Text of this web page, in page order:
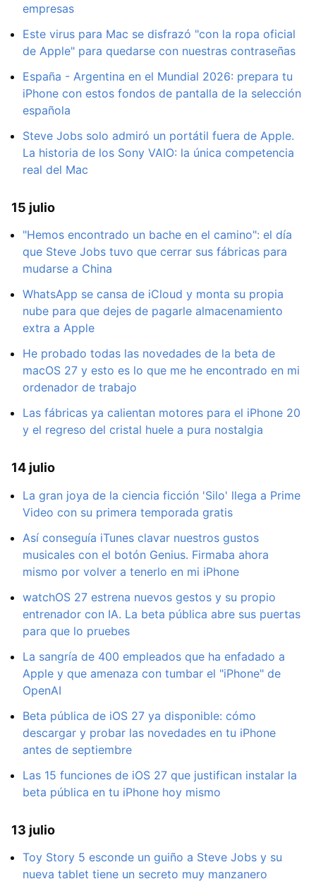
empresas
Este virus para Mac se disfrazó "con la ropa oficial
de Apple" para quedarse con nuestras contraseñas
España - Argentina en el Mundial 2026: prepara tu
iPhone con estos fondos de pantalla de la selección
española
Steve Jobs solo admiró un portátil fuera de Apple.
La historia de los Sony VAIO: la única competencia
real del Mac
15 julio
"Hemos encontrado un bache en el camino": el día
que Steve Jobs tuvo que cerrar sus fábricas para
mudarse a China
WhatsApp se cansa de iCloud y monta su propia
nube para que dejes de pagarle almacenamiento
extra a Apple
He probado todas las novedades de la beta de
macOS 27 y esto es lo que me he encontrado en mi
ordenador de trabajo
Las fábricas ya calientan motores para el iPhone 20
y el regreso del cristal huele a pura nostalgia
14 julio
La gran joya de la ciencia ficción 'Silo' llega a Prime
Video con su primera temporada gratis
Así conseguía iTunes clavar nuestros gustos
musicales con el botón Genius. Firmaba ahora
mismo por volver a tenerlo en mi iPhone
watchOS 27 estrena nuevos gestos y su propio
entrenador con IA. La beta pública abre sus puertas
para que lo pruebes
La sangría de 400 empleados que ha enfadado a
Apple y que amenaza con tumbar el "iPhone" de
OpenAI
Beta pública de iOS 27 ya disponible: cómo
descargar y probar las novedades en tu iPhone
antes de septiembre
Las 15 funciones de iOS 27 que justifican instalar la
beta pública en tu iPhone hoy mismo
13 julio
Toy Story 5 esconde un guiño a Steve Jobs y su
nueva tablet tiene un secreto muy manzanero